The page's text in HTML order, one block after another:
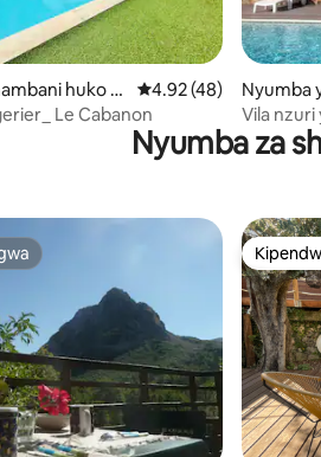
huko N
Ukadiriaji wa wastani
4.92 (48)
Mas de Canngerier_ Le Cabanon
Nyumba
alernes
Vila nzuri
la moto
Nyumba za